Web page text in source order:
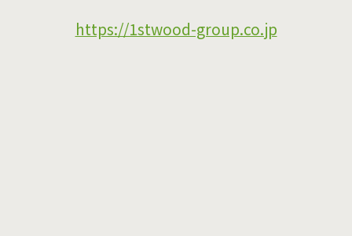
https://1stwood-group.co.jp